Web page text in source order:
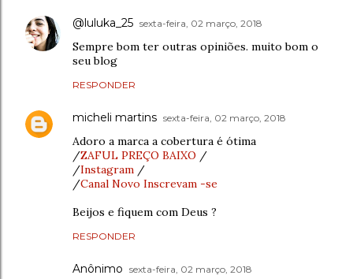
@luluka_25 sexta-feira, 02 março, 2018
Sempre bom ter outras opiniões. muito bom o
seu blog
RESPONDER
micheli martins sexta-feira, 02 março, 2018
Adoro a marca a cobertura é ótima
/ZAFUL PREÇO BAIXO /
/Instagram /
/Canal Novo Inscrevam -se
Beijos e fiquem com Deus ?
RESPONDER
Anônimo sexta-feira, 02 março, 2018